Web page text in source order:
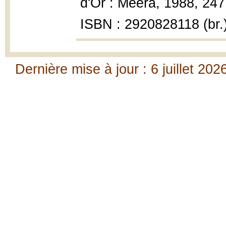
d'Or : Meera, 1988,
ISBN : 2920828118
Dernière mise à jour : 6 juillet